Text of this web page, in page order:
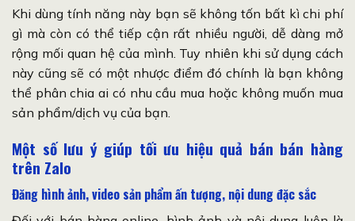
Khi dùng tính năng này bạn sẽ không tốn bất kì chi phí
gì mà còn có thể tiếp cận rất nhiều người, dễ dàng mở
rộng mối quan hệ của mình. Tuy nhiên khi sử dụng cách
này cũng sẽ có một nhược điểm đó chính là bạn không
thể phân chia ai có nhu cầu mua hoặc không muốn mua
sản phẩm/dịch vụ của bạn.
Một số lưu ý giúp tối ưu hiệu quả bán bán hàng
trên Zalo
Đăng hình ảnh, video sản phẩm ấn tượng, nội dung đặc sắc